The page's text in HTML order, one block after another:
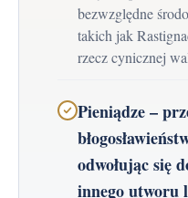
bezwzględne
takich jak
rzecz cynicznej
Pieniądze –
odwołując się
innego utworu